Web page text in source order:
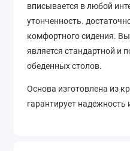
вписывается в любой
утонченность.
комфортного сидения.
является стандартной и
обеденных столов.
Основа изготовлена ​​из
гарантирует надежность